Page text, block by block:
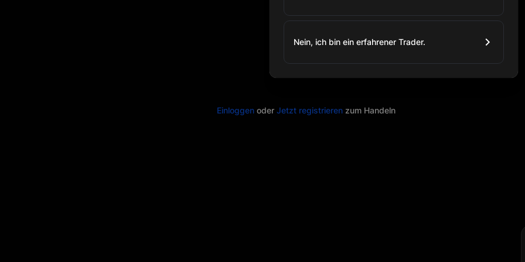
Einloggen oder Jetzt registrieren zum Handeln
Nein, ich bin ein erfahrener Trader.